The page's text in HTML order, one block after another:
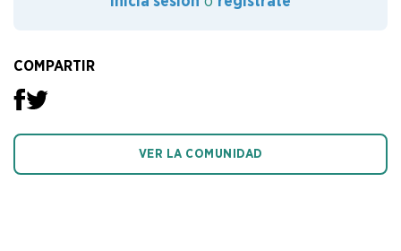
COMPARTIR
VER LA COMUNIDAD